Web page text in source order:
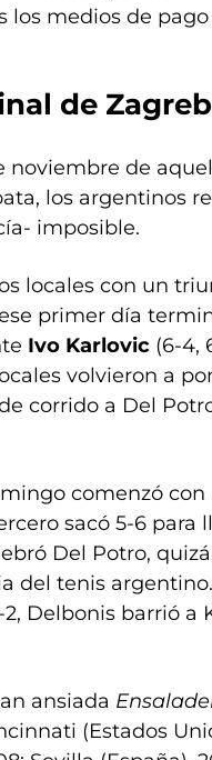
los medios de
de Zagreb
noviembre de
los argentinos
imposible.
locales con un
ese primer día
Ivo Karlovic (6-4,
volvieron a
corrido a Del
comenzó con
sacó 5-6 para
Del Potro,
del tenis
Delbonis barrió a
ansiada
(Estados